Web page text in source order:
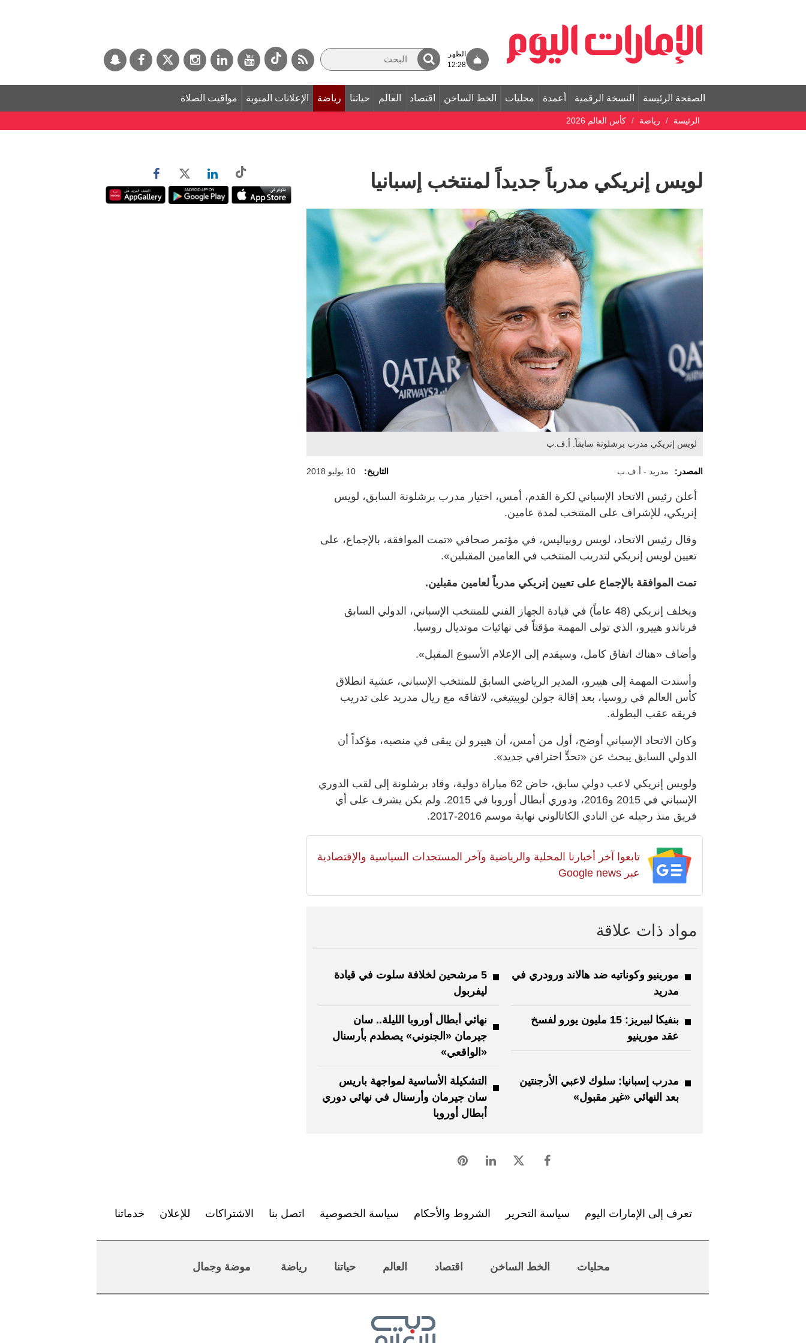
الظهر
12:28
الصفحة الرئيسة النسخة الرقمية أعمدة محليات الخط الساخن اقتصاد العالم حياتنا رياضة الإعلانات المبوبة مواقيت الصلاة
الرئيسة رياضة كأس العالم 2026
لويس إنريكي مدرباً جديداً لمنتخب إسبانيا
لويس إنريكي مدرب برشلونة سابقاً. أ.ف.ب
المصدر: مدريد - أ.ف.ب التاريخ: 10 يوليو 2018
أعلن رئيس الاتحاد الإسباني لكرة القدم، أمس، اختيار مدرب برشلونة السابق، لويس
إنريكي، للإشراف على المنتخب لمدة عامين.
وقال رئيس الاتحاد، لويس روبياليس، في مؤتمر صحافي «تمت الموافقة، بالإجماع، على
تعيين لويس إنريكي لتدريب المنتخب في العامين المقبلين».
تمت الموافقة بالإجماع على تعيين إنريكي مدرباً لعامين مقبلين.
ويخلف إنريكي (48 عاماً) في قيادة الجهاز الفني للمنتخب الإسباني، الدولي السابق
فرناندو هييرو، الذي تولى المهمة مؤقتاً في نهائيات مونديال روسيا.
وأضاف «هناك اتفاق كامل، وسيقدم إلى الإعلام الأسبوع المقبل».
وأسندت المهمة إلى هييرو، المدير الرياضي السابق للمنتخب الإسباني، عشية انطلاق
كأس العالم في روسيا، بعد إقالة جولن لوبيتيغي، لاتفاقه مع ريال مدريد على تدريب
فريقه عقب البطولة.
وكان الاتحاد الإسباني أوضح، أول من أمس، أن هييرو لن يبقى في منصبه، مؤكداً أن
الدولي السابق يبحث عن «تحدٍّ احترافي جديد».
ولويس إنريكي لاعب دولي سابق، خاض 62 مباراة دولية، وقاد برشلونة إلى لقب الدوري
الإسباني في 2015 و2016، ودوري أبطال أوروبا في 2015. ولم يكن يشرف على أي
فريق منذ رحيله عن النادي الكاتالوني نهاية موسم 2016-2017.
تابعوا آخر أخبارنا المحلية والرياضية وآخر المستجدات السياسية والإقتصادية
عبر Google news
مواد ذات علاقة
مورينيو وكوناتيه ضد هالاند ورودري في
مدريد
5 مرشحين لخلافة سلوت في قيادة
ليفربول
بنفيكا لبيريز: 15 مليون يورو لفسخ
عقد مورينيو
نهائي أبطال أوروبا الليلة.. سان
جيرمان «الجنوني» يصطدم بأرسنال
«الواقعي»
مدرب إسبانيا: سلوك لاعبي الأرجنتين
بعد النهائي «غير مقبول»
التشكيلة الأساسية لمواجهة باريس
سان جيرمان وأرسنال في نهائي دوري
أبطال أوروبا
تعرف إلى الإمارات اليوم سياسة التحرير الشروط والأحكام سياسة الخصوصية اتصل بنا الاشتراكات للإعلان خدماتنا
محليات الخط الساخن اقتصاد العالم حياتنا رياضة موضة وجمال